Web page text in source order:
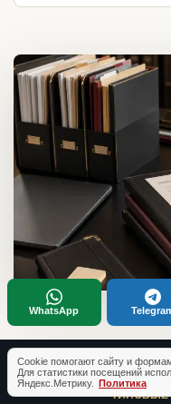
ТИПОВЫЕ
Cookie помогают сайту и формам
Для статистики посещений
Яндекс.Метрику. Политика
WhatsApp